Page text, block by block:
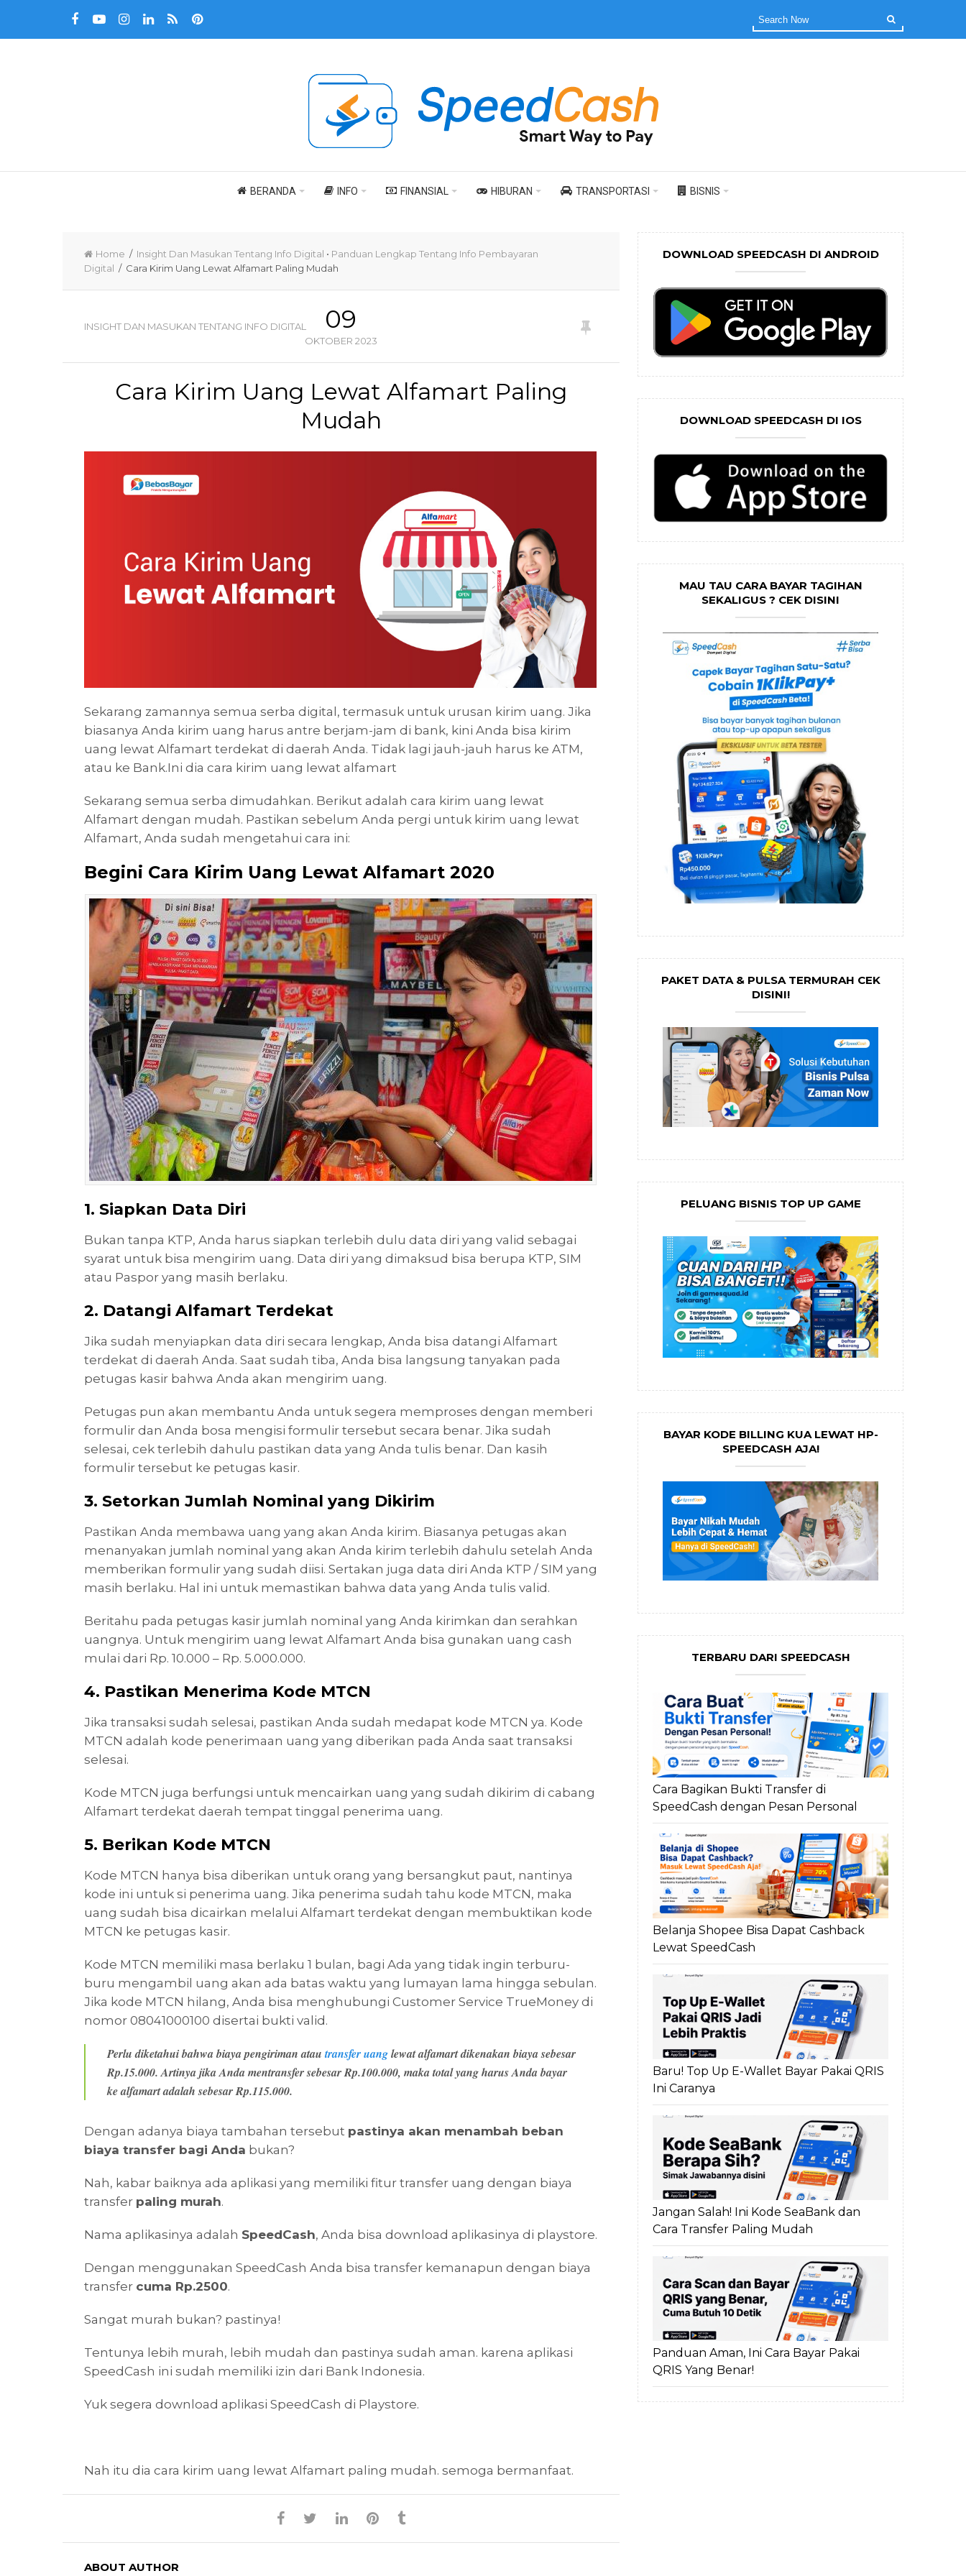
BERANDA INFO FINANSIAL HIBURAN TRANSPORTASI BISNIS
Home / Insight Dan Masukan Tentang Info Digital • Panduan Lengkap Tentang Info Pembayaran
Digital / Cara Kirim Uang Lewat Alfamart Paling Mudah
09
OKTOBER 2023
INSIGHT DAN MASUKAN TENTANG INFO DIGITAL
Cara Kirim Uang Lewat Alfamart Paling
Mudah
Sekarang zamannya semua serba digital, termasuk untuk urusan kirim uang. Jika
biasanya Anda kirim uang harus antre berjam-jam di bank, kini Anda bisa kirim
uang lewat Alfamart terdekat di daerah Anda. Tidak lagi jauh-jauh harus ke ATM,
atau ke Bank.Ini dia cara kirim uang lewat alfamart
Sekarang semua serba dimudahkan. Berikut adalah cara kirim uang lewat
Alfamart dengan mudah. Pastikan sebelum Anda pergi untuk kirim uang lewat
Alfamart, Anda sudah mengetahui cara ini:
Begini Cara Kirim Uang Lewat Alfamart 2020
1. Siapkan Data Diri
Bukan tanpa KTP, Anda harus siapkan terlebih dulu data diri yang valid sebagai
syarat untuk bisa mengirim uang. Data diri yang dimaksud bisa berupa KTP, SIM
atau Paspor yang masih berlaku.
2. Datangi Alfamart Terdekat
Jika sudah menyiapkan data diri secara lengkap, Anda bisa datangi Alfamart
terdekat di daerah Anda. Saat sudah tiba, Anda bisa langsung tanyakan pada
petugas kasir bahwa Anda akan mengirim uang.
Petugas pun akan membantu Anda untuk segera memproses dengan memberi
formulir dan Anda bosa mengisi formulir tersebut secara benar. Jika sudah
selesai, cek terlebih dahulu pastikan data yang Anda tulis benar. Dan kasih
formulir tersebut ke petugas kasir.
3. Setorkan Jumlah Nominal yang Dikirim
Pastikan Anda membawa uang yang akan Anda kirim. Biasanya petugas akan
menanyakan jumlah nominal yang akan Anda kirim terlebih dahulu setelah Anda
memberikan formulir yang sudah diisi. Sertakan juga data diri Anda KTP / SIM yang
masih berlaku. Hal ini untuk memastikan bahwa data yang Anda tulis valid.
Beritahu pada petugas kasir jumlah nominal yang Anda kirimkan dan serahkan
uangnya. Untuk mengirim uang lewat Alfamart Anda bisa gunakan uang cash
mulai dari Rp. 10.000 – Rp. 5.000.000.
4. Pastikan Menerima Kode MTCN
Jika transaksi sudah selesai, pastikan Anda sudah medapat kode MTCN ya. Kode
MTCN adalah kode penerimaan uang yang diberikan pada Anda saat transaksi
selesai.
Kode MTCN juga berfungsi untuk mencairkan uang yang sudah dikirim di cabang
Alfamart terdekat daerah tempat tinggal penerima uang.
5. Berikan Kode MTCN
Kode MTCN hanya bisa diberikan untuk orang yang bersangkut paut, nantinya
kode ini untuk si penerima uang. Jika penerima sudah tahu kode MTCN, maka
uang sudah bisa dicairkan melalui Alfamart terdekat dengan membuktikan kode
MTCN ke petugas kasir.
Kode MTCN memiliki masa berlaku 1 bulan, bagi Ada yang tidak ingin terburu-
buru mengambil uang akan ada batas waktu yang lumayan lama hingga sebulan.
Jika kode MTCN hilang, Anda bisa menghubungi Customer Service TrueMoney di
nomor 08041000100 disertai bukti valid.
Perlu diketahui bahwa biaya pengiriman atautransfer uanglewat alfamart dikenakan biaya sebesar
Rp.15.000. Artinya jika Anda mentransfer sebesar Rp.100.000, maka total yang harus Anda bayar
ke alfamart adalah sebesar Rp.115.000.
Dengan adanya biaya tambahan tersebut pastinya akan menambah beban
biaya transfer bagi Anda bukan?
Nah, kabar baiknya ada aplikasi yang memiliki fitur transfer uang dengan biaya
transfer paling murah.
Nama aplikasinya adalah SpeedCash, Anda bisa download aplikasinya di playstore.
Dengan menggunakan SpeedCash Anda bisa transfer kemanapun dengan biaya
transfer cuma Rp.2500.
Sangat murah bukan? pastinya!
Tentunya lebih murah, lebih mudah dan pastinya sudah aman. karena aplikasi
SpeedCash ini sudah memiliki izin dari Bank Indonesia.
Yuk segera download aplikasi SpeedCash di Playstore.
Nah itu dia cara kirim uang lewat Alfamart paling mudah. semoga bermanfaat.
ABOUT AUTHOR
DOWNLOAD SPEEDCASH DI ANDROID
DOWNLOAD SPEEDCASH DI IOS
MAU TAU CARA BAYAR TAGIHAN
SEKALIGUS ? CEK DISINI
PAKET DATA & PULSA TERMURAH CEK
DISINI!
PELUANG BISNIS TOP UP GAME
BAYAR KODE BILLING KUA LEWAT HP-
SPEEDCASH AJA!
TERBARU DARI SPEEDCASH
Cara Bagikan Bukti Transfer di
SpeedCash dengan Pesan Personal
Belanja Shopee Bisa Dapat Cashback
Lewat SpeedCash
Baru! Top Up E-Wallet Bayar Pakai QRIS
Ini Caranya
Jangan Salah! Ini Kode SeaBank dan
Cara Transfer Paling Mudah
Panduan Aman, Ini Cara Bayar Pakai
QRIS Yang Benar!